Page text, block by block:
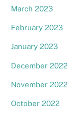
March 2023
February 2023
January 2023
December 2022
November 2022
October 2022